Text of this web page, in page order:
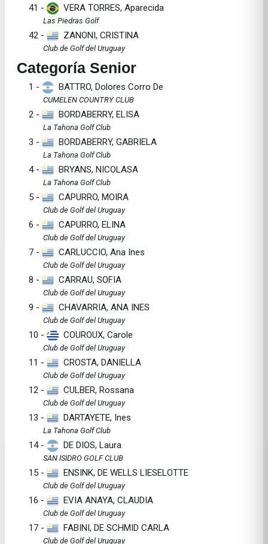
41 - VERA TORRES, Aparecida
Las Piedras Golf
42 - ZANONI, CRISTINA
Club de Golf del Uruguay
Categoría Senior
1 - BATTRO, Dolores Corro De
CUMELEN COUNTRY CLUB
2 - BORDABERRY, ELISA
La Tahona Golf Club
3 - BORDABERRY, GABRIELA
La Tahona Golf Club
4 - BRYANS, NICOLASA
La Tahona Golf Club
5 - CAPURRO, MOIRA
Club de Golf del Uruguay
6 - CAPURRO, ELINA
Club de Golf del Uruguay
7 - CARLUCCIO, Ana Ines
Club de Golf del Uruguay
8 - CARRAU, SOFIA
Club de Golf del Uruguay
9 - CHAVARRIA, ANA INES
Club de Golf del Uruguay
10 - COUROUX, Carole
Club de Golf del Uruguay
11 - CROSTA, DANIELLA
Club de Golf del Uruguay
12 - CULBER, Rossana
Club de Golf del Uruguay
13 - DARTAYETE, Ines
La Tahona Golf Club
14 - DE DIOS, Laura
SAN ISIDRO GOLF CLUB
15 - ENSINK, DE WELLS LIESELOTTE
Club de Golf del Uruguay
16 - EVIA ANAYA, CLAUDIA
Club de Golf del Uruguay
17 - FABINI, DE SCHMID CARLA
Club de Golf del Uruguay